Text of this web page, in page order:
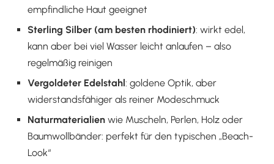
empfindliche Haut geeignet
Sterling Silber (am besten rhodiniert): wirkt edel,
kann aber bei viel Wasser leicht anlaufen – also
regelmäßig reinigen
Vergoldeter Edelstahl : goldene Optik, aber
widerstandsfähiger als reiner Modeschmuck
Naturmaterialien wie Muscheln, Perlen, Holz oder
Baumwollbänder: perfekt für den typischen „Beach-
Look“